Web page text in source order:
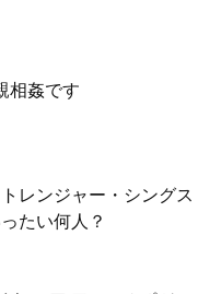
相姦です
レンジャー・シングス
たい何人？